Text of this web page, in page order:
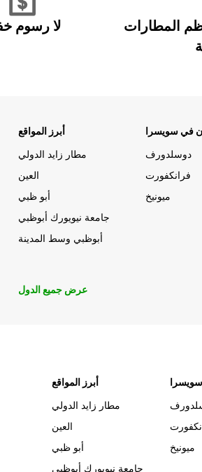
لا رسوم
في معظم المطارات
أبرز المواقع
مطار زايد الدولي
العين
أبو ظبي
جامعة نيويورك أبوظبي
أبوظبي وسط المدينة
في سويسرا
دوسلدورف
فرانكفورت
ميونيخ
عرض جميع الدول
أبرز المواقع
مطار زايد الدولي
العين
أبو ظبي
جامعة نيويورك أبوظبي
ميونيخ